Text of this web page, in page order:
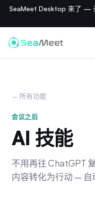
SeaMeet Desktop 来了 —
← 所有功能
会议之后
AI 技能
不用再往 ChatGPT
内容转化为行动 — 自